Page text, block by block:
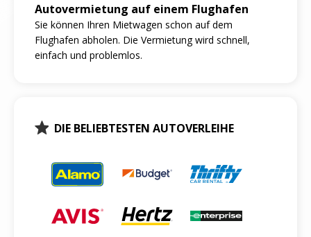
Autovermietung auf einem Flughafen
Sie können Ihren Mietwagen schon auf dem
Flughafen abholen. Die Vermietung wird schnell,
einfach und problemlos.
DIE BELIEBTESTEN AUTOVERLEIHE